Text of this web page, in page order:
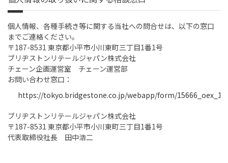
個人情報、各種手続き等に関する当社への問合せは、以下の窓口
までご連絡ください。
〒187-8531 東京都小平市小川東町三丁目1番1号
ブリヂストンリテールジャパン株式会社
チェーン企画運営室 チェーン運営部
お問い合わせ窓口：
https://tokyo.bridgestone.co.jp/webapp/form/15666_oex_1/
ブリヂストンリテールジャパン株式会社
〒187-8531 東京都小平市小川東町三丁目1番1号
代表取締役社長 田中浩二